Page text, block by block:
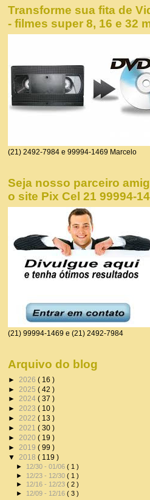
Transforme sua fita de
- filmes super 8, 16 e 32
(21) 2492-7984 e 99994-1469 Marcelo
Seja nosso parceiro
o site Pix Cel 21 99994-
(21) 99994-1469 e (21) 2492-7984
Arquivo do blog
► 2026 ( 16 )
► 2025 ( 42 )
► 2024 ( 37 )
► 2023 ( 10 )
► 2022 ( 13 )
► 2021 ( 30 )
► 2020 ( 19 )
► 2019 ( 99 )
▼ 2018 ( 119 )
► 12/30 - 01/06( 1 )
► 12/23 - 12/30( 1 )
► 12/16 - 12/23( 2 )
► 12/09 - 12/16( 3 )